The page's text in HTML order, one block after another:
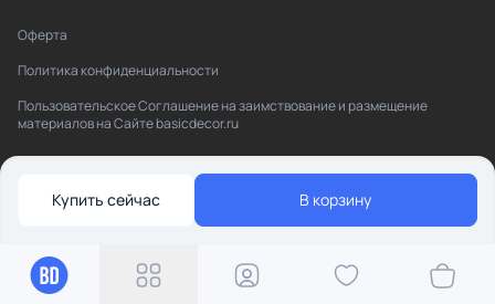
Купить сейчас В корзину
Оферта
Политика конфиденциальности
Пользовательское Соглашение на заимствование и размещение
материалов на Сайте basicdecor.ru